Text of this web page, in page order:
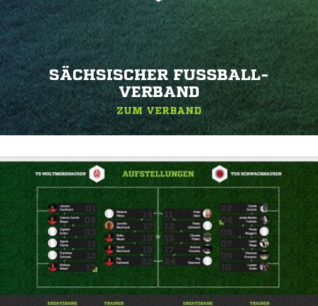
SÄCHSISCHER FUSSBALL-V
ERBAND
ZUM VERBAND